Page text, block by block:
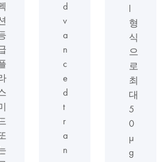
d
v
a
n
c
e
d
t
r
a
n
l
형
식
으
로
최
대
5
0
µ
g